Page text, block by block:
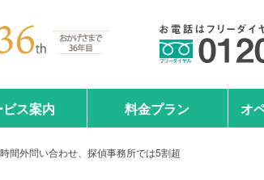
ス案内 料金プラン オ
間外問い合わせ、探偵事務所では5割超